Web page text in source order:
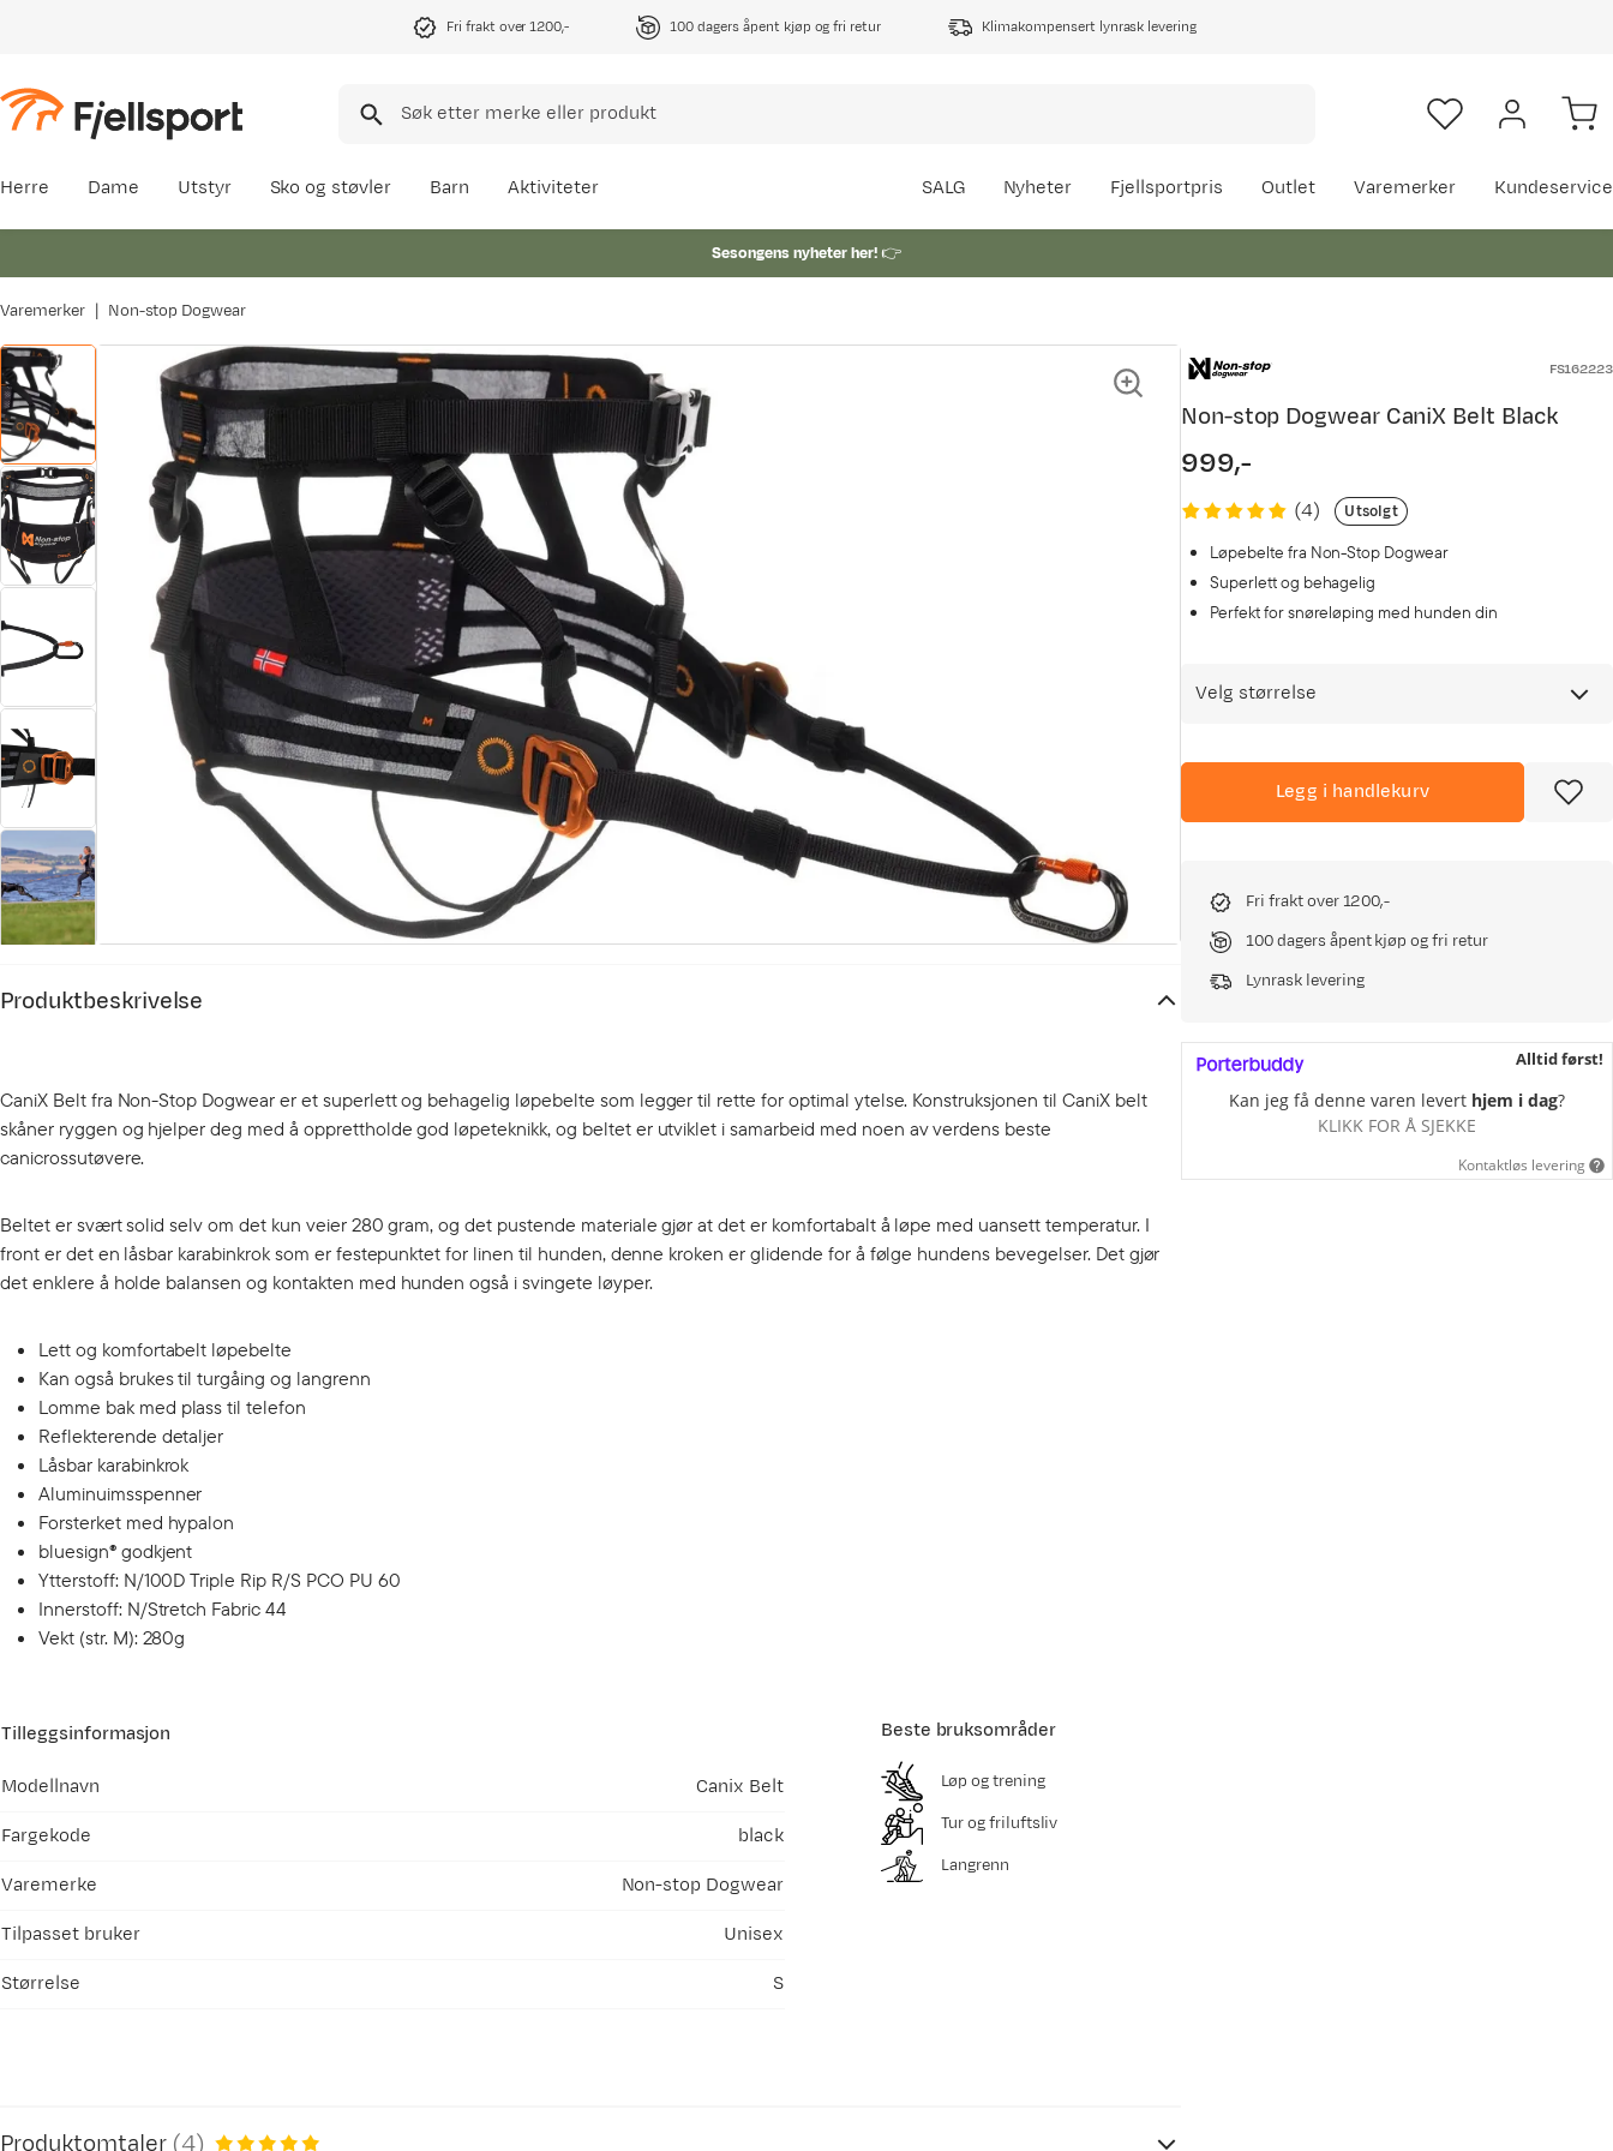
Fri frakt over 1200,- 100 dagers åpent kjøp og fri retur Klimakompensert lynrask levering
Herre Dame Utstyr Sko og støvler Barn Aktiviteter SALG Nyheter Fjellsportpris Outlet Varemerker Kundeservice
Sesongens nyheter her!👉
Varemerker Non-stop Dogwear
Produktbeskrivelse
CaniX Belt fra Non-Stop Dogwear er et superlett og behagelig løpebelte som legger til rette for optimal ytelse. Konstruksjonen til CaniX belt
skåner ryggen og hjelper deg med å opprettholde god løpeteknikk, og beltet er utviklet i samarbeid med noen av verdens beste
canicrossutøvere.
Beltet er svært solid selv om det kun veier 280 gram, og det pustende materiale gjør at det er komfortabalt å løpe med uansett temperatur. I
front er det en låsbar karabinkrok som er festepunktet for linen til hunden, denne kroken er glidende for å følge hundens bevegelser. Det gjør
det enklere å holde balansen og kontakten med hunden også i svingete løyper.
Lett og komfortabelt løpebelte
Kan også brukes til turgåing og langrenn
Lomme bak med plass til telefon
Reflekterende detaljer
Låsbar karabinkrok
Aluminuimsspenner
Forsterket med hypalon
bluesign® godkjent
Ytterstoff: N/100D Triple Rip R/S PCO PU 60
Innerstoff: N/Stretch Fabric 44
Vekt (str. M): 280g
Tilleggsinformasjon
Modellnavn
Canix Belt
Fargekode
black
Varemerke
Non-stop Dogwear
Tilpasset bruker
Unisex
Størrelse
S
Beste bruksområder
Løp og trening
Tur og friluftsliv
Langrenn
Produktomtaler (4)
FS162223
Non-stop Dogwear CaniX Belt Black
price
999,-
(4)
Utsolgt
Løpebelte fra Non-Stop Dogwear
Superlett og behagelig
Perfekt for snøreløping med hunden din
Velg størrelse
Legg i handlekurv
Fri frakt over 1200,-
100 dagers åpent kjøp og fri retur
Lynrask levering
Alltid først!
Kan jeg få denne varen levert hjem i dag?
KLIKK FOR Å SJEKKE
Kontaktløs levering